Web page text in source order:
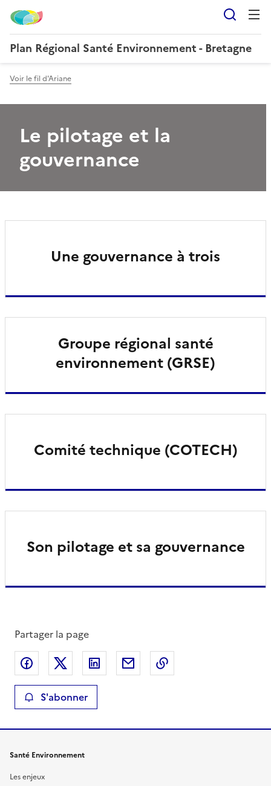
Plan Régional Santé Environnement - Bretagne
Voir le fil d'Ariane
Le pilotage et la
gouvernance
Une gouvernance à trois
Groupe régional santé
environnement (GRSE)
Comité technique (COTECH)
Son pilotage et sa gouvernance
Partager la page
Partager sur Facebook
Partager sur XPartager sur LinkedIn
Partager par email
S'abonner
Santé Environnement
Les enjeux